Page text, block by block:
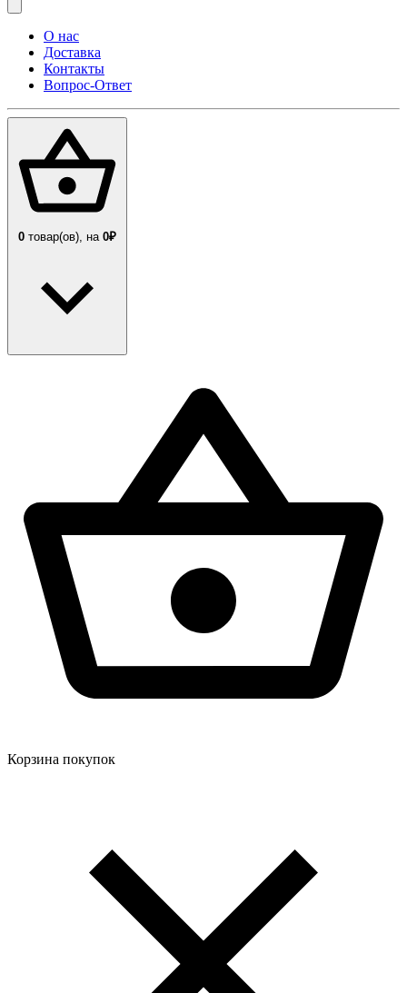
О нас
Доставка
Контакты
Вопрос-Ответ
0 товар(ов), на 0₽
Корзина покупок